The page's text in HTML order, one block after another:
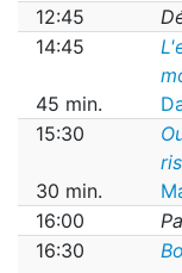
12:45
14:45
45 min.
15:30
30 min.
16:00
16:30